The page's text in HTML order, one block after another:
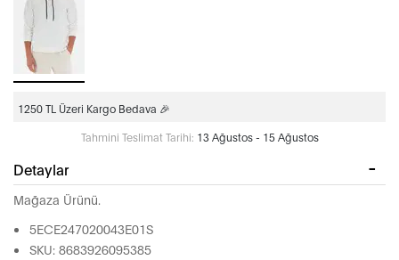
1250 TL Üzeri Kargo Bedava 🎉
Tahmini Teslimat Tarihi: 13 Ağustos - 15 Ağustos
Detaylar
Mağaza Ürünü.
5ECE247020043E01S
SKU: 8683926095385